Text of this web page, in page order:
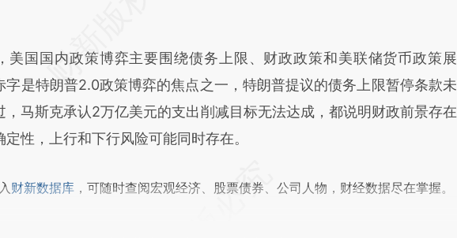
国国内政策博弈主要围绕债务上限、财政政策和美联储货币政策展
字是特朗普2.0政策博弈的焦点之一，特朗普提议的债务上限暂停条款未
，马斯克承认2万亿美元的支出削减目标无法达成，都说明财政前景存在
定性，上行和下行风险可能同时存在。
财新数据库 ，可随时查阅宏观经济、股票债券、公司人物，财经数据尽在掌握。